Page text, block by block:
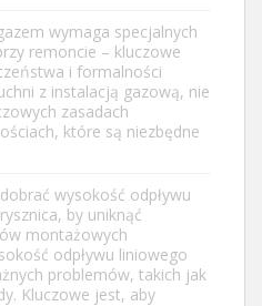
wymaga specjalnych
remoncie – kluczowe
i formalności
z instalacją gazową, nie
zasadach
które są niezbędne
wysokość odpływu
by uniknąć
montażowych
odpływu liniowego
problemów, takich jak
Kluczowe jest, aby